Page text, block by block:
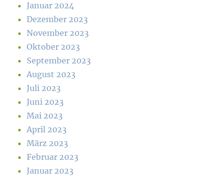
Januar 2024
Dezember 2023
November 2023
Oktober 2023
September 2023
August 2023
Juli 2023
Juni 2023
Mai 2023
April 2023
März 2023
Februar 2023
Januar 2023